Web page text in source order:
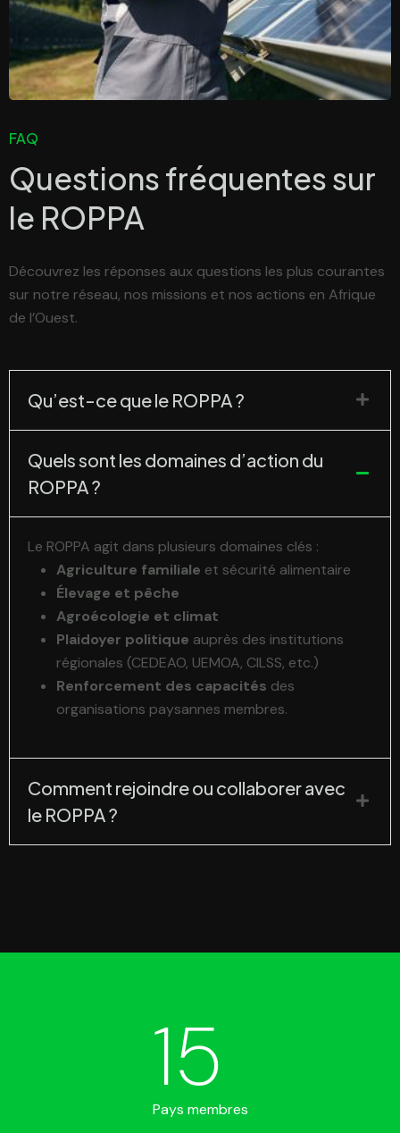
FAQ
Questions fréquentes sur
le ROPPA
Découvrez les réponses aux questions les plus courantes
sur notre réseau, nos missions et nos actions en Afrique
de l’Ouest.
Qu’est-ce que le ROPPA ?
Quels sont les domaines d’action du
ROPPA ?
Le ROPPA agit dans plusieurs domaines clés :
Agriculture familiale et sécurité alimentaire
Élevage et pêche
Agroécologie et climat
Plaidoyer politique auprès des institutions
régionales (CEDEAO, UEMOA, CILSS, etc.)
Renforcement des capacités des
organisations paysannes membres.
Comment rejoindre ou collaborer avec
le ROPPA ?
Pays membres
15